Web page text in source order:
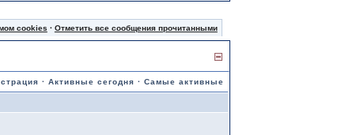
cookies · Отметить все сообщения прочитанными
·Активные сегодня ·Самые активные